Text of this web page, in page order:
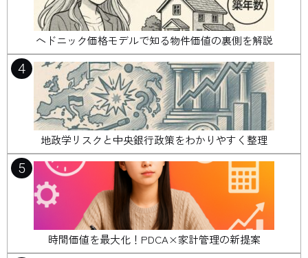
ヘドニック価格モデルで知る物件価値の裏側を解説
4
地政学リスクと中央銀行政策をわかりやすく整理
5
時間価値を最大化！PDCA×家計管理の新提案